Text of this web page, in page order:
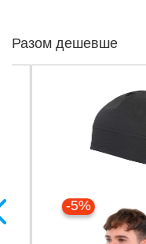
Разом дешевше
-5%